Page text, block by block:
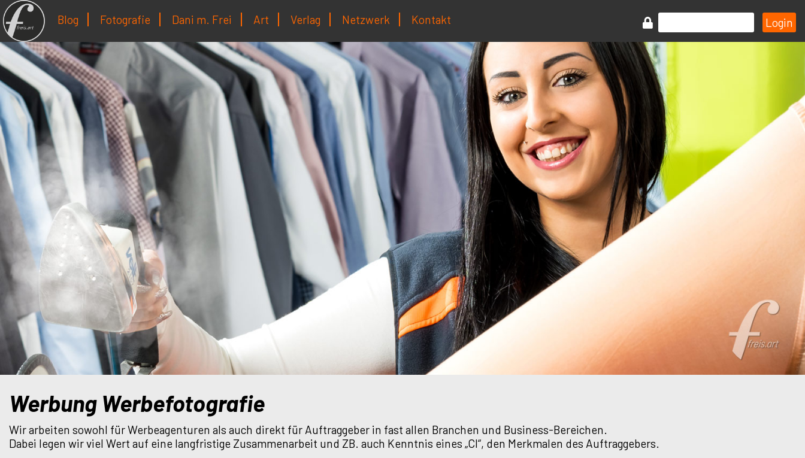
Blog Fotografie Dani m. Frei Art Verlag Netzwerk Kontakt
Werbung Werbefotografie
Wir arbeiten sowohl für Werbeagenturen als auch direkt für Auftraggeber in fast allen Branchen und Business-Bereichen.
Dabei legen wir viel Wert auf eine langfristige Zusammenarbeit und ZB. auch Kenntnis eines „CI“, den Merkmalen des Auftraggebers.